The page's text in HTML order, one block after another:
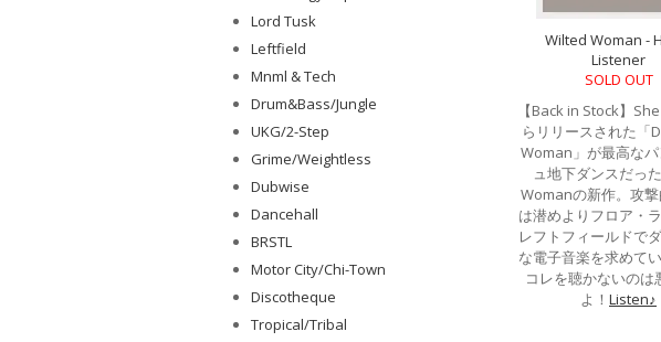
Wilted Woman -
Listener
SOLD OUT
【Back in Stock】
らリリースされた「
Woman」が最高な
ュ地下ダンスだっ
Womanの新作。攻撃
は潜めよりフロア・ラ
レフトフィールドで
な電子音楽を求めて
コレを聴かないのは
よ！ Listen♪
Lord Tusk
Leftfield
Mnml & Tech
Drum&Bass/Jungle
UKG/2-Step
Grime/Weightless
Dubwise
Dancehall
BRSTL
Motor City/Chi-Town
Discotheque
Tropical/Tribal